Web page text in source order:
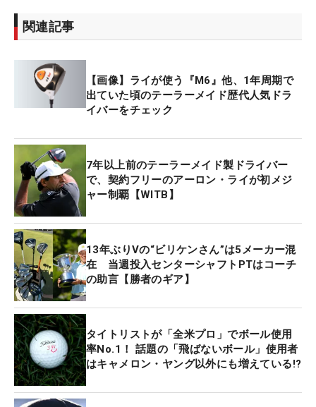
関連記事
【画像】ライが使う『M6』他、1年周期で
出ていた頃のテーラーメイド歴代人気ドラ
イバーをチェック
7年以上前のテーラーメイド製ドライバー
で、契約フリーのアーロン・ライが初メジ
ャー制覇【WITB】
13年ぶりVの“ビリケンさん”は5メーカー混
在 当週投入センターシャフトPTはコーチ
の助言【勝者のギア】
タイトリストが「全米プロ」でボール使用
率No.1！ 話題の「飛ばないボール」使用者
はキャメロン・ヤング以外にも増えている!?